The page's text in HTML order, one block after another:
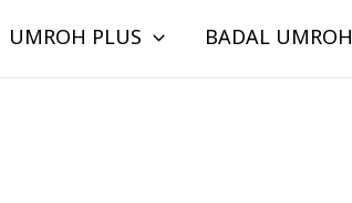
UMROH PLUS BADAL UMROH